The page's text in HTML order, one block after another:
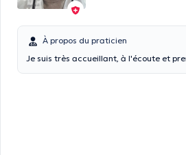
À propos du praticien
Je suis très accueillant, à l'écoute et